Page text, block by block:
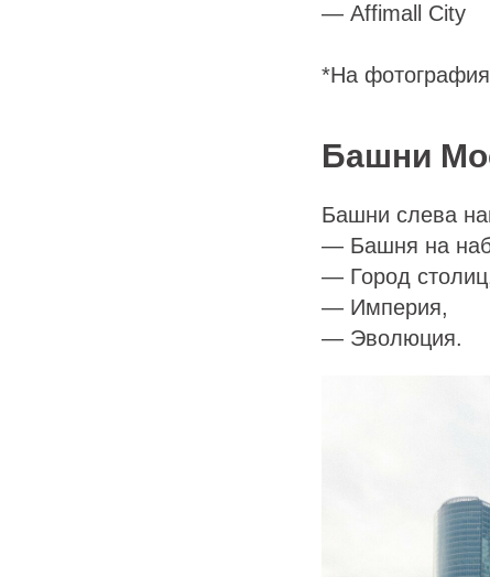
— Affimall City
*На
Башни
Башни слева
— Башня на
— Город
— Империя,
— Эволюция.